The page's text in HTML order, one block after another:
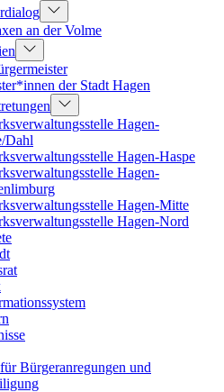
an der Volme
der Stadt Hagen
Hagen-
Dahl
Hagen-Haspe
Hagen-
Hagen-Mitte
Hagen-Nord
Bürgeranregungen und